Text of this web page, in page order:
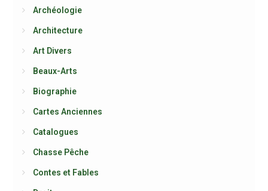
Archéologie
Architecture
Art Divers
Beaux-Arts
Biographie
Cartes Anciennes
Catalogues
Chasse Pêche
Contes et Fables